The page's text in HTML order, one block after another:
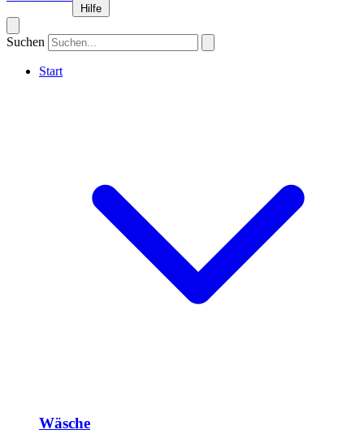
Hilfe
Suchen
Start
Wäsche